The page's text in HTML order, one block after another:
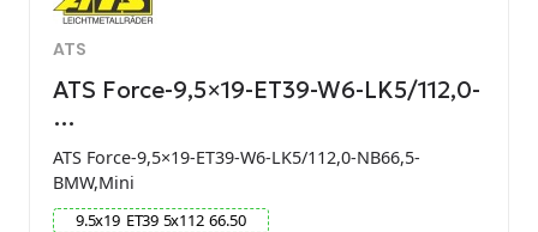
ATS
ATS Force-9,5×19-ET39-W6-LK5/112,0-
…
ATS Force-9,5×19-ET39-W6-LK5/112,0-NB66,5-
BMW,Mini
9.5x19 ET39 5x112 66.50